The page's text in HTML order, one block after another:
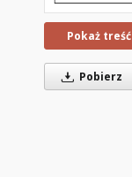
Pokaż treść
Pobierz